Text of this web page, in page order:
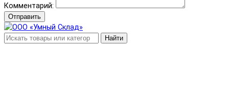
Комментарий:
Отправить
Найти